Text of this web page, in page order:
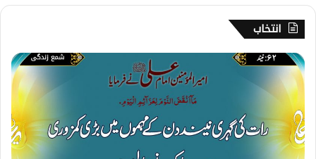
انتخاب
6
2
۔
ن
ی
ن
د